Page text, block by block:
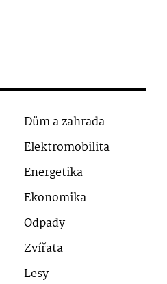
Dům a zahrada
Elektromobilita
Energetika
Ekonomika
Odpady
Zvířata
Lesy